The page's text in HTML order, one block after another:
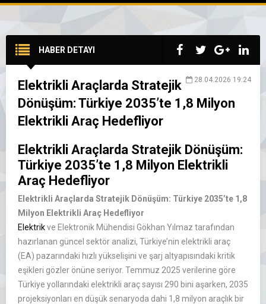
HABER DETAYI
28.04.2026 19:24
Elektrikli Araçlarda Stratejik
Dönüşüm: Türkiye 2035’te 1,8 Milyon
Elektrikli Araç Hedefliyor
Elektrikli Araçlarda Stratejik Dönüşüm:
Türkiye 2035’te 1,8 Milyon Elektrikli
Araç Hedefliyor
Elektrikli Araçlarda Stratejik Dönüşüm: Türkiye 2035’te 1,8
Milyon Elektrikli Araç Hedefliyor
Elektrikve Elektronik Mühendisi Gökhan Yılmaz tarafından
hazırlanan güncel sektör analizi, Türkiye’nin elektrikli araç
(EA) pazarındaki hızlı yükselişini ve şarj altyapısındaki kritik
eşikleri gözler önüne seriyor. Temmuz 2025 verilerine göre
Türkiye yollarındaki elektrikli araç sayısı 290 bini aşarken, 2035
projeksiyonları en düşük senaryoda dahi 1,8 milyon araçlık bir